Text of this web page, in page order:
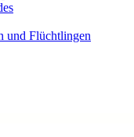
und Flüchtlingen